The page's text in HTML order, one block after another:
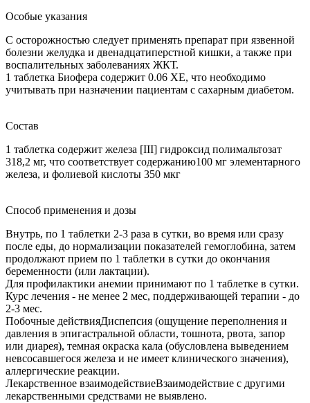
Особые указания
С осторожностью следует применять препарат при язвенной
болезни желудка и двенадцатиперстной кишки, а также при
воспалительных заболеваниях ЖКТ.
1 таблетка Биофера содержит 0.06 ХЕ, что необходимо
учитывать при назначении пациентам с сахарным диабетом.
Состав
1 таблетка содержит железа [III] гидроксид полимальтозат
318,2 мг, что соответствует содержанию100 мг элементарного
железа, и фолиевой кислоты 350 мкг
Способ применения и дозы
Внутрь, по 1 таблетки 2-3 раза в сутки, во время или сразу
после еды, до нормализации показателей гемоглобина, затем
продолжают прием по 1 таблетки в сутки до окончания
беременности (или лактации).
Для профилактики анемии принимают по 1 таблетке в сутки.
Курс лечения - не менее 2 мес, поддерживающей терапии - до
2-3 мес.
Побочные действияДиспепсия (ощущение переполнения и
давления в эпигастральной области, тошнота, рвота, запор
или диарея), темная окраска кала (обусловлена выведением
невсосавшегося железа и не имеет клинического значения),
аллергические реакции.
Лекарственное взаимодействиеВзаимодействие с другими
лекарственными средствами не выявлено.